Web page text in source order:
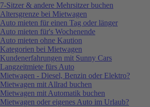
7-Sitzer & andere Mehrsitzer buchen
Altersgrenze bei Mietwagen
Auto mieten für einen Tag oder länger
Auto mieten für's Wochenende
Auto mieten ohne Kaution
Kategorien bei Mietwagen
Kundenerfahrungen mit Sunny Cars
Langzeitmiete fürs Auto
Mietwagen - Diesel, Benzin oder Elektro?
Mietwagen mit Allrad buchen
Mietwagen mit Automatik buchen
Mietwagen oder eigenes Auto im Urlaub?